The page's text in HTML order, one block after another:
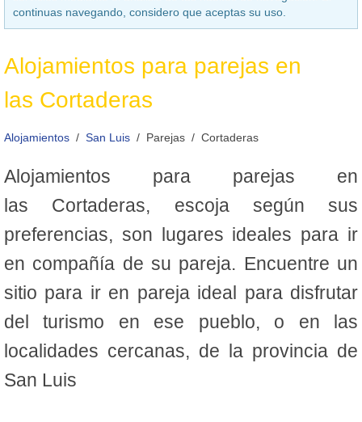
continuas navegando, considero que aceptas su uso.
Alojamientos para parejas en
las Cortaderas
Alojamientos San Luis Parejas Cortaderas
Alojamientos para parejas en
las Cortaderas, escoja según sus
preferencias, son lugares ideales para ir
en compañía de su pareja. Encuentre un
sitio para ir en pareja ideal para disfrutar
del turismo en ese pueblo, o en las
localidades cercanas, de la provincia de
San Luis